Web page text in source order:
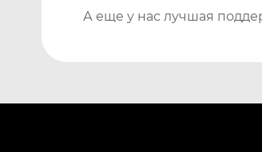
А еще у нас лучшая